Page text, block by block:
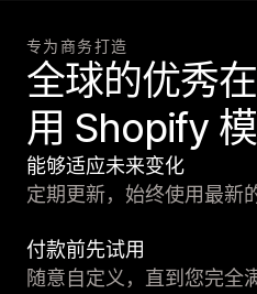
专为商务打造
全球的优秀
用 Shopify
能够适应未来变化
定期更新，始终使用最新
付款前先试用
随意自定义，直到您完全